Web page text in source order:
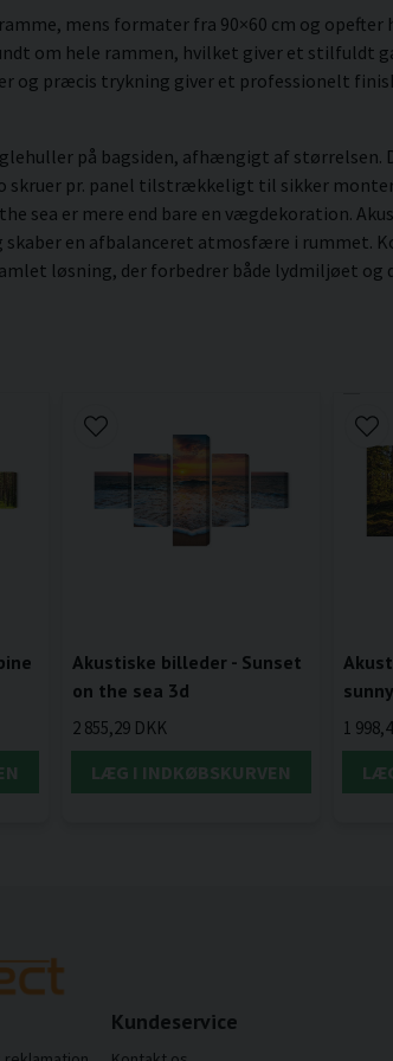
mens formater fra 90×60 cm og opefter
om hele rammen, hvilket giver et stilfuldt
og præcis trykning giver et professionelt
på bagsiden, afhængigt af størrelsen.
skruer pr. panel tilstrækkeligt til sikker
sea er mere end bare en vægdekoration.
en afbalanceret atmosfære i rummet.
løsning, der forbedrer både lydmiljøet og
Akustiske billeder - Sunset
on the sea 3d
2 855,29 DKK
LÆG I INDKØBSKURVEN
1
Kundeservice